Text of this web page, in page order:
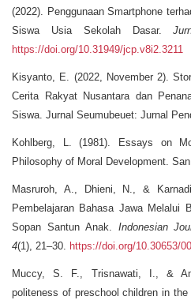
(2022). Penggunaan Smartphone
Siswa Usia Sekolah Dasar.
https://doi.org/10.31949/jcp.v8i2.3211
Kisyanto, E. (2022, November 2).
Cerita Rakyat Nusantara dan
Siswa. Jurnal Seumubeuet: Jurnal
Kohlberg, L. (1981). Essays on
Philosophy of Moral Development.
Masruroh, A., Dhieni, N., &
Pembelajaran Bahasa Jawa Melalui
Sopan Santun Anak. Indonesian
4(1), 21–30. https://doi.org/10.30653/
Muccy, S. F., Trisnawati, I., &
politeness of preschool children in